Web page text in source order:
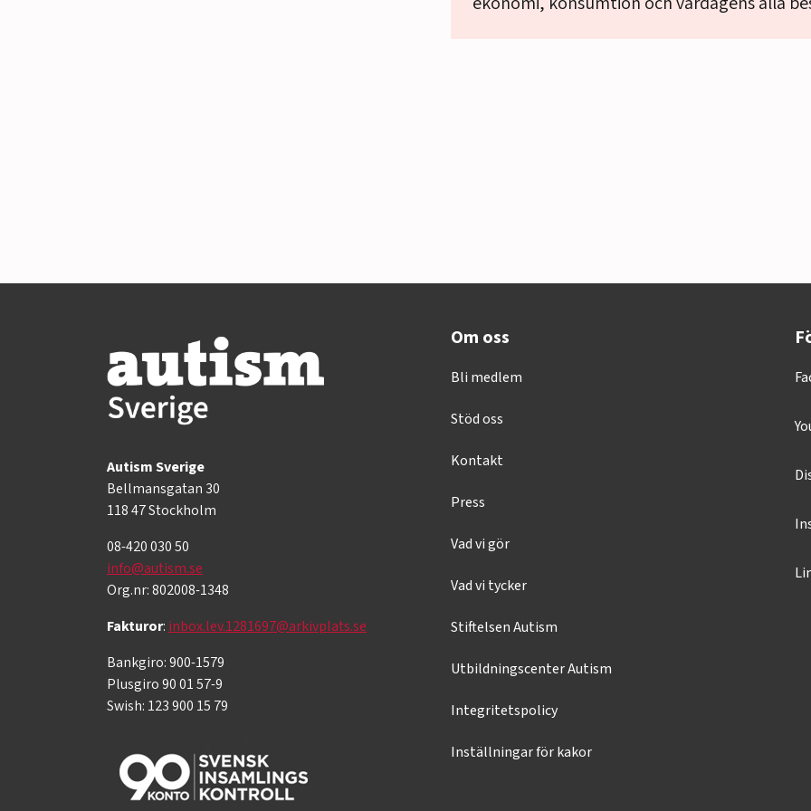
Autism Sverige
Bellmansgatan 30
118 47 Stockholm
08-420 030 50
info@autism.se
Org.nr: 802008-1348
Fakturor: inbox.lev.1281697@arkivplats.se
Bankgiro: 900-1579
Plusgiro 90 01 57-9
Swish: 123 900 15 79
Om oss
Bli medlem
Stöd oss
Kontakt
Press
Vad vi gör
Vad vi tycker
Stiftelsen Autism
Utbildningscenter Autism
Integritetspolicy
Inställningar för kakor